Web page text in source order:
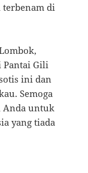
di
Gili
ini dan
Semoga
Anda untuk
yang tiada